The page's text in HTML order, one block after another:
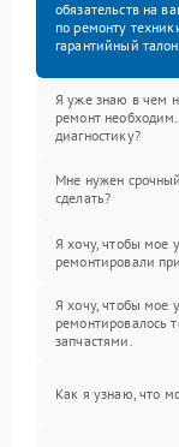
обязательств на
по ремонту
гарантийный
Я уже знаю в чем
ремонт
диагностику?
Мне нужен
сделать?
Я хочу, чтобы мое
ремонтировали
Я хочу, чтобы мое
ремонтировалось
запчастями.
Как я узнаю, что